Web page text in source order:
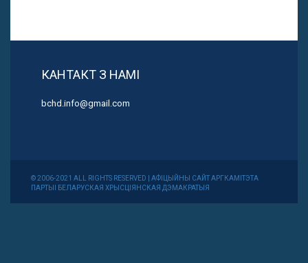
КАНТАКТ З НАМІ
bchd.info@gmail.com
© 2006-2021 ALL RIGHTS RESERVED | АФІЦЫЙНЫ САЙТ АРГКАМІТЭТА
ПАРТЫІ БЕЛАРУСКАЯ ХРЫСЦІЯНСКАЯ ДЭМАКРАТЫЯ